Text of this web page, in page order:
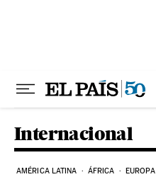
Internacional
AMÉRICA LATINA ÁFRICA EUROPA